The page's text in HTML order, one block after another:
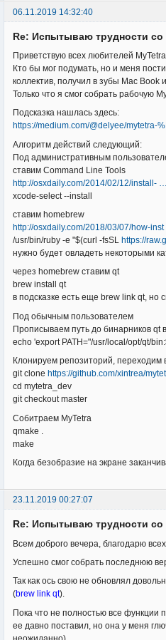
06.11.2019 14:32:40
Re: Испытываю трудности со
Приветствую всех любителей
Кто бы мог подумать, но и меня
коллектив, получил в зубы Mac Book
Только что я смог собрать рабочую
Подсказка нашлась здесь:
https://medium.com/@delyee/mytetra-
Алгоритм действий следующий:
Под административным
ставим Command Line Tools
http://osxdaily.com/2014/02/12/install-
xcode-select --install
ставим homebrew
http://osxdaily.com/2018/03/07/how-
/usr/bin/ruby -e "$(curl -fsSL https://
нужно будет овладеть некоторыми
через homebrew ставим qt
brew install qt
в подсказке есть еще brew link qt, но
Под обычным пользователем
Прописываем путь до бинарников qt
echo 'export PATH="/usr/local/opt/qt/
Клонируем репозиторий, переходим
git clone https://github.com/xintrea/
cd mytetra_dev
git checkout master
Собитраем MyTetra
qmake .
make
Когда безобразие на экране
23.11.2019 00:27:07
Re: Испытываю трудности со
Всем доброго вечера, благодарю всех
Успешно смог собрать последнюю
Так как ось свою не обновлял
(brew link qt).
Пока что не полностью все функции
ее давно поставил, но она у меня